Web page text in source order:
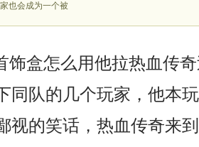
也会成为一个被
盒怎么用他拉热血传
同队的几个玩家，他本
视的笑话，热血传奇来